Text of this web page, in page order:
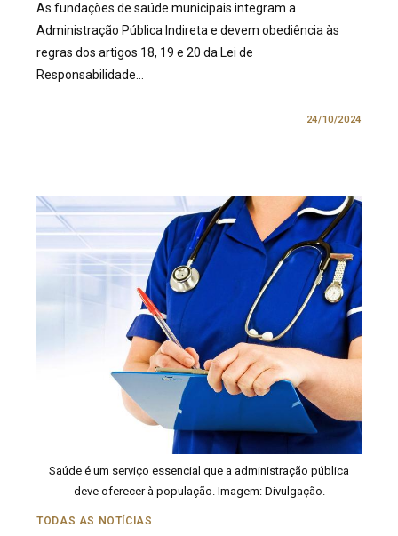
As fundações de saúde municipais integram a
Administração Pública Indireta e devem obediência às
regras dos artigos 18, 19 e 20 da Lei de
Responsabilidade…
24/10/2024
Saúde é um serviço essencial que a administração pública
deve oferecer à população. Imagem: Divulgação.
TODAS AS NOTÍCIAS